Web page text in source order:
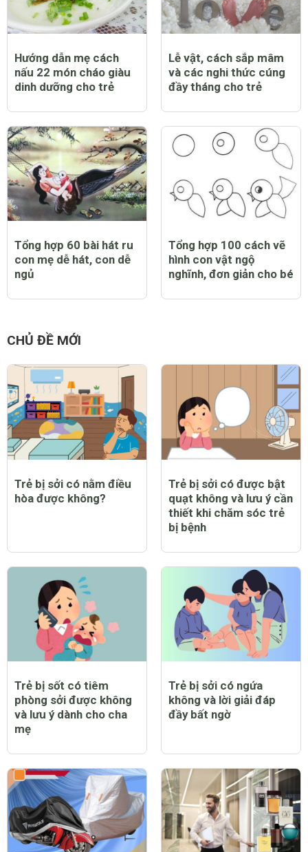
Hướng dẫn mẹ cách
nấu 22 món cháo giàu
dinh dưỡng cho trẻ
Lễ vật, cách sắp mâm
và các nghi thức cúng
đầy tháng cho trẻ
Tổng hợp 60 bài hát ru
con mẹ dễ hát, con dễ
ngủ
Tổng hợp 100 cách vẽ
hình con vật ngộ
nghĩnh, đơn giản cho bé
CHỦ ĐỀ MỚI
Trẻ bị sởi có nằm điều
hòa được không?
Trẻ bị sởi có được bật
quạt không và lưu ý cần
thiết khi chăm sóc trẻ
bị bệnh
Trẻ bị sốt có tiêm
phòng sởi được không
và lưu ý dành cho cha
mẹ
Trẻ bị sởi có ngứa
không và lời giải đáp
đầy bất ngờ